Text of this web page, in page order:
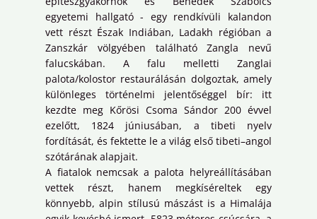
egyetemi hallgató - egy rendkívüli kalandon
vett részt Észak Indiában, Ladakh régióban a
Zanszkár völgyében található Zangla nevű
falucskában. A falu melletti Zanglai
palota/kolostor restaurálásán dolgoztak, amely
különleges történelmi jelentőséggel bír: itt
kezdte meg Kőrösi Csoma Sándor 200 évvel
ezelőtt, 1824 júniusában, a tibeti nyelv
fordítását, és fektette le a világ első tibeti–angol
szótárának alapjait.
A fiatalok nemcsak a palota helyreállításában
vettek részt, hanem megkíséreltek egy
könnyebb, alpin stílusú mászást is a Himalája